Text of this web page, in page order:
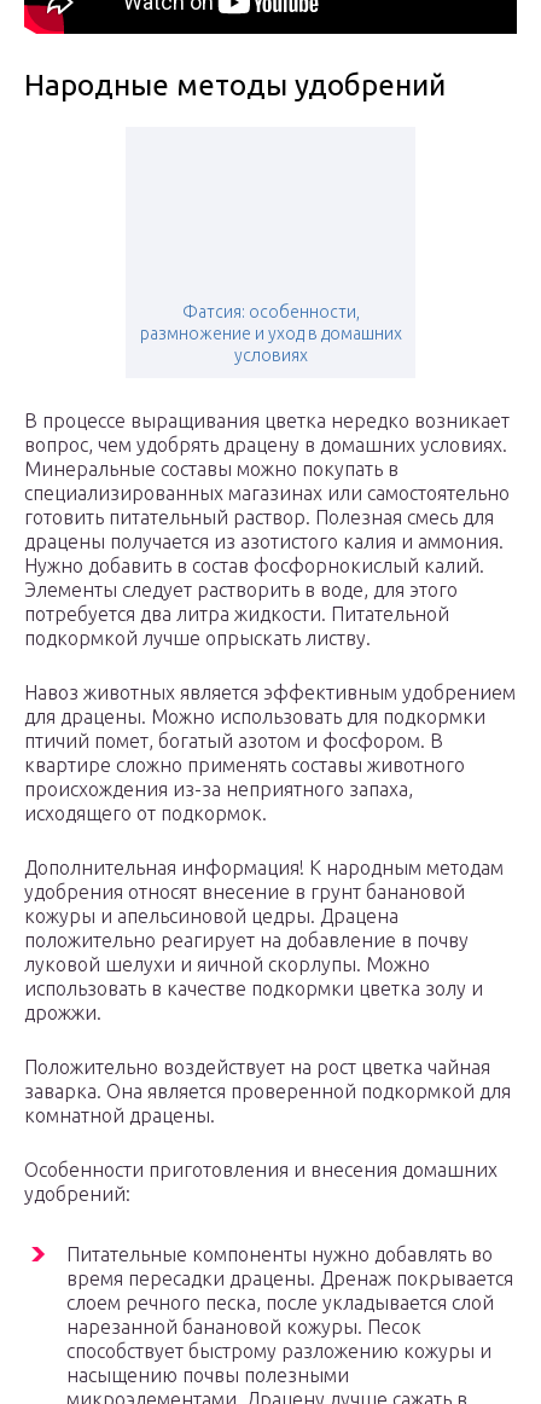
Народные методы удобрений
Фатсия: особенности,
размножение и уход в домашних
условиях
В процессе выращивания цветка нередко возникает
вопрос, чем удобрять драцену в домашних условиях.
Минеральные составы можно покупать в
специализированных магазинах или самостоятельно
готовить питательный раствор. Полезная смесь для
драцены получается из азотистого калия и аммония.
Нужно добавить в состав фосфорнокислый калий.
Элементы следует растворить в воде, для этого
потребуется два литра жидкости. Питательной
подкормкой лучше опрыскать листву.
Навоз животных является эффективным удобрением
для драцены. Можно использовать для подкормки
птичий помет, богатый азотом и фосфором. В
квартире сложно применять составы животного
происхождения из-за неприятного запаха,
исходящего от подкормок.
Дополнительная информация! К народным методам
удобрения относят внесение в грунт банановой
кожуры и апельсиновой цедры. Драцена
положительно реагирует на добавление в почву
луковой шелухи и яичной скорлупы. Можно
использовать в качестве подкормки цветка золу и
дрожжи.
Положительно воздействует на рост цветка чайная
заварка. Она является проверенной подкормкой для
комнатной драцены.
Особенности приготовления и внесения домашних
удобрений:
Питательные компоненты нужно добавлять во
время пересадки драцены. Дренаж покрывается
слоем речного песка, после укладывается слой
нарезанной банановой кожуры. Песок
способствует быстрому разложению кожуры и
насыщению почвы полезными
микроэлементами. Драцену лучше сажать в